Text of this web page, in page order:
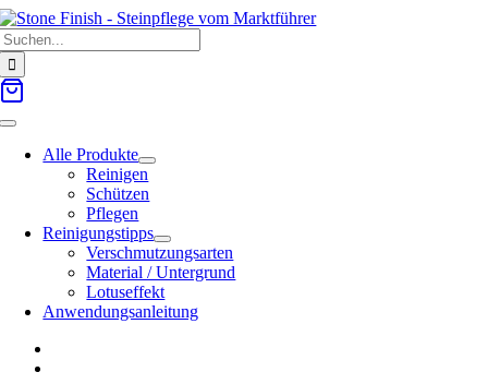
Zum
Inhalt
springen
Toggle
NavigationAlle Produkte
Reinigen
Schützen
Pflegen
Reinigungstipps
Verschmutzungsarten
Material / Untergrund
Lotuseffekt
Anwendungsanleitung